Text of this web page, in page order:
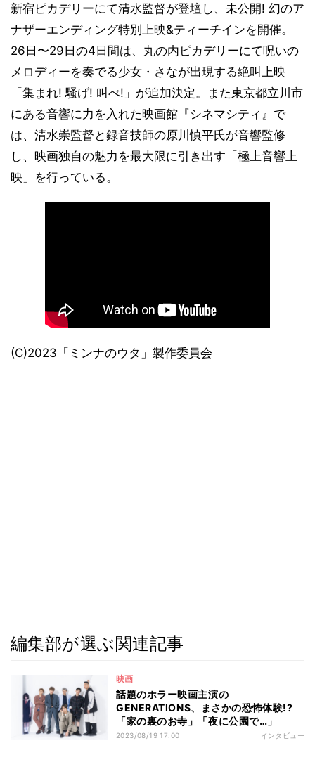
新宿ピカデリーにて清水監督が登壇し、未公開! 幻のア
ナザーエンディング特別上映&ティーチインを開催。
26日〜29日の4日間は、丸の内ピカデリーにて呪いの
メロディーを奏でる少女・さなが出現する絶叫上映
「集まれ! 騒げ! 叫べ!」が追加決定。また東京都立川市
にある音響に力を入れた映画館『シネマシティ』で
は、清水崇監督と録音技師の原川慎平氏が音響監修
し、映画独自の魅力を最大限に引き出す「極上音響上
映」を行っている。
(C)2023「ミンナのウタ」製作委員会
編集部が選ぶ関連記事
映画
話題のホラー映画主演の
GENERATIONS、まさかの恐怖体験!?
「家の裏のお寺」「夜に公園で…」
2023/08/19 17:00 インタビュー